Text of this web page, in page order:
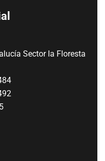
Sector la Floresta